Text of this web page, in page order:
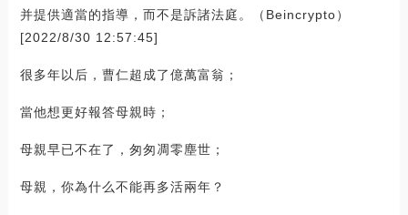
并提供適當的指導，而不是訴諸法庭。（Beincrypto）
[2022/8/30 12:57:45]
很多年以后，曹仁超成了億萬富翁；
當他想更好報答母親時；
母親早已不在了，匆匆凋零塵世；
母親，你為什么不能再多活兩年？